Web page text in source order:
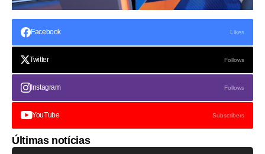
Facebook Likes
Twitter Follows
Instagram Follows
YouTube Subscribers
Últimas notícias